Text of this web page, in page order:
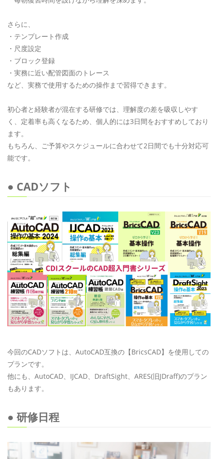
さらに、
・テンプレート作成
・尺度設定
・ブロック登録
・実務に近い配管図面のトレース
など、実務で使用するための操作まで習得できます。
初心者と経験者が混在する研修では、理解度の差を吸収しやす
く、定着率も高くなるため、個人的には3日間をおすすめしており
ます。
もちろん、ご予算やスケジュールに合わせて2日間でも十分対応可
能です。
● CADソフト
今回のCADソフトは、AutoCAD互換の【BricsCAD】を使用しての
プランです。
他にも、AutoCAD、IJCAD、DraftSight、ARES(旧JDraff)のプラン
もあります。
● 研修日程